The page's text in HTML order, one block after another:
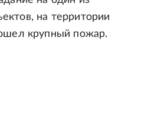
на территории
крупный пожар.